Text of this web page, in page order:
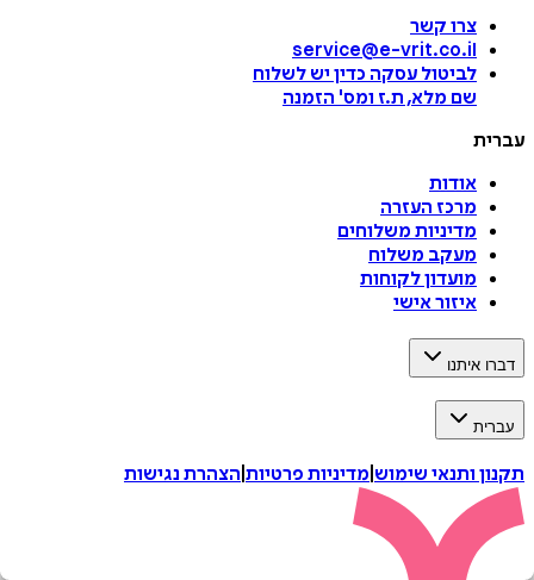
צרו קשר
service@e-vrit.co.il
לביטול עסקה כדין יש לשלוח
שם מלא, ת.ז ומס' הזמנה
עברית
אודות
מרכז העזרה
מדיניות משלוחים
מעקב משלוח
מועדון לקוחות
איזור אישי
דברו איתנו
עברית
תקנון ותנאי שימוש מדיניות פרטיות הצהרת נגישות